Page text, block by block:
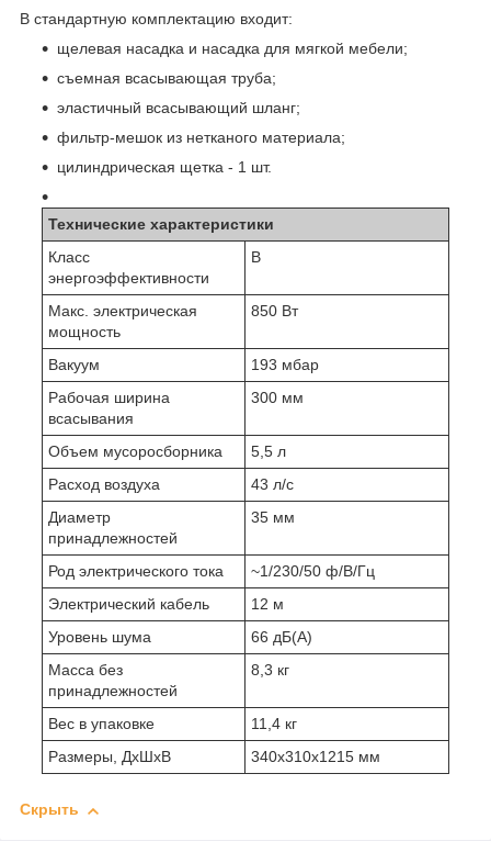
В стандартную комплектацию входит:
щелевая насадка и насадка для мягкой мебели;
съемная всасывающая труба;
эластичный всасывающий шланг;
фильтр-мешок из нетканого материала;
цилиндрическая щетка - 1 шт.
Технические характеристики
Класс
энергоэффективности
B
Макс. электрическая
мощность
850 Вт
Вакуум
193 мбар
Рабочая ширина
всасывания
300 мм
Объем мусоросборника
5,5 л
Расход воздуха
43 л/с
Диаметр
принадлежностей
35 мм
Род электрического тока
~1/230/50 ф/В/Гц
Электрический кабель
12 м
Уровень шума
66 дБ(А)
Масса без
принадлежностей
8,3 кг
Вес в упаковке
11,4 кг
Размеры, ДхШхВ
340х310х1215 мм
Скрыть